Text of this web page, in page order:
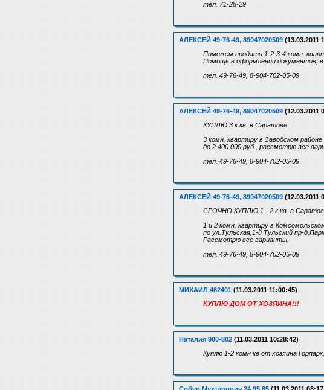
тел. 71-28-29
АЛЕКСЕЙ 49-76-49, 89047020509 (13.03.2011
Поможем продать 1-2-3-4 комн.
Помощь в оформлении документов, в
тел. 49-76-49, 8-904-702-05-09
АЛЕКСЕЙ 49-76-49, 89047020509 (12.03.2011
КУПЛЮ 3 к.кв. в Саратове
3 комн. квартиру в Заводском районе
до 2.400.000 руб., рассмотрю все
тел. 49-76-49, 8-904-702-05-09
АЛЕКСЕЙ 49-76-49, 89047020509 (12.03.2011
СРОЧНО КУПЛЮ 1 - 2 к.кв. в
1 и 2 комн. квартиру в
по ул.Тульская,1-й Тульский пр-
Рассмотрю все варианты.
тел. 49-76-49, 8-904-702-05-09
МИХАИЛ 462401 (11.03.2011 11:00:45)
КУПЛЮ ДОМ ОТ ХОЗЯИНА!!!
Наталия 900-802 (11.03.2011 10:28:42)
Куплю 1-2 комн кв от хозяина